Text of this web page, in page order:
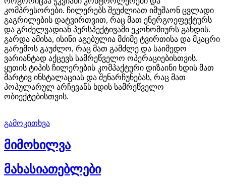
კომპრესორები. ჩილერებს შეუძლიათ იმუშაონ ცვლადი
გაგრილების დატვირთვით, რაც მათ ენერგოეფექტურს
და გრძელვადიან პერსპექტივაში ეკონომიურს გახდის.
გარდა ამისა, ისინი აგებულია მძიმე ტვირთისა და მკაცრი
გარემოს გაუძლო, რაც მათ გამძლე და საიმედო
ვარიანტად აქცევს სამრეწველო ოპერაციებისთვის.
ყუთის ტიპის ჩილერების კომპაქტური დიზაინი ხდის მათ
მარტივ ინსტალაციას და შენარჩუნებას, რაც მათ
პოპულარულ არჩევანს ხდის სამრეწველო
ობიექტებისთვის.
გამოკითხვა
მიმოხილვა
მახასიათებლები